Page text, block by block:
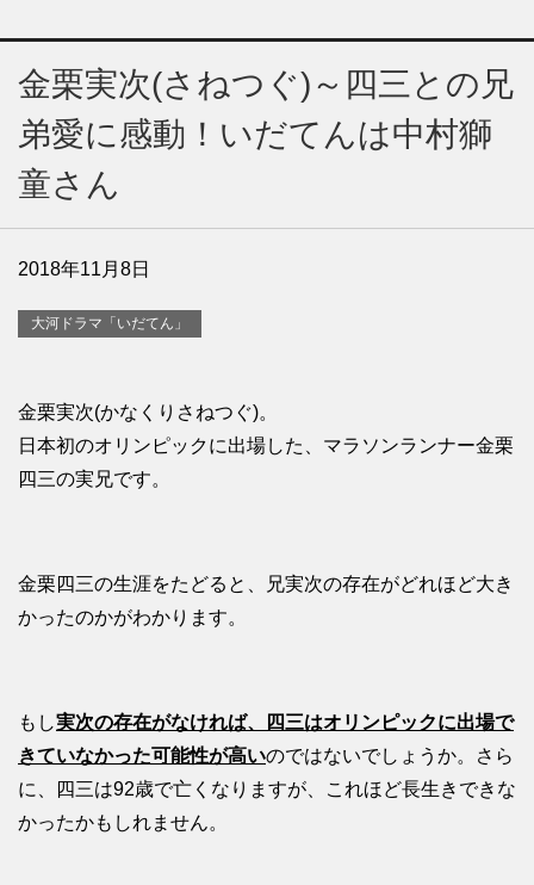
金栗実次(さねつぐ)～四三との兄
弟愛に感動！いだてんは中村獅
童さん
2018年11月8日
大河ドラマ「いだてん」
金栗実次(かなくりさねつぐ)。
日本初のオリンピックに出場した、マラソンランナー金栗
四三の実兄です。
金栗四三の生涯をたどると、兄実次の存在がどれほど大き
かったのかがわかります。
もし実次の存在がなければ、四三はオリンピックに出場で
きていなかった可能性が高いのではないでしょうか。さら
に、四三は92歳で亡くなりますが、これほど長生きできな
かったかもしれません。